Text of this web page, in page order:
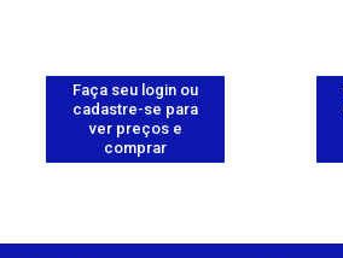
Faça seu login ou
cadastre-se para
ver preços e
comprar